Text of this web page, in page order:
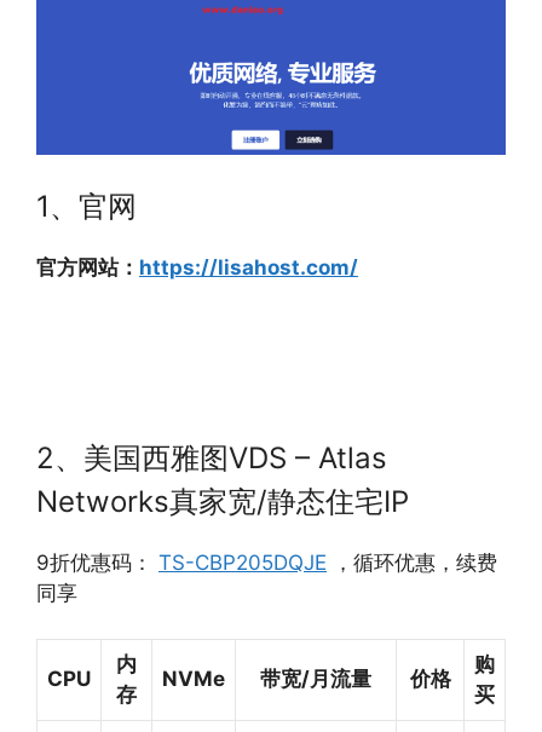
1、官网
官方网站： https://lisahost.com/
2、美国西雅图VDS – Atlas
Networks真家宽/静态住宅IP
9折优惠码： TS-CBP205DQJE ，循环优惠，续费
同享
CPU
内
存
NVMe 带宽/月流量 价格
购
买